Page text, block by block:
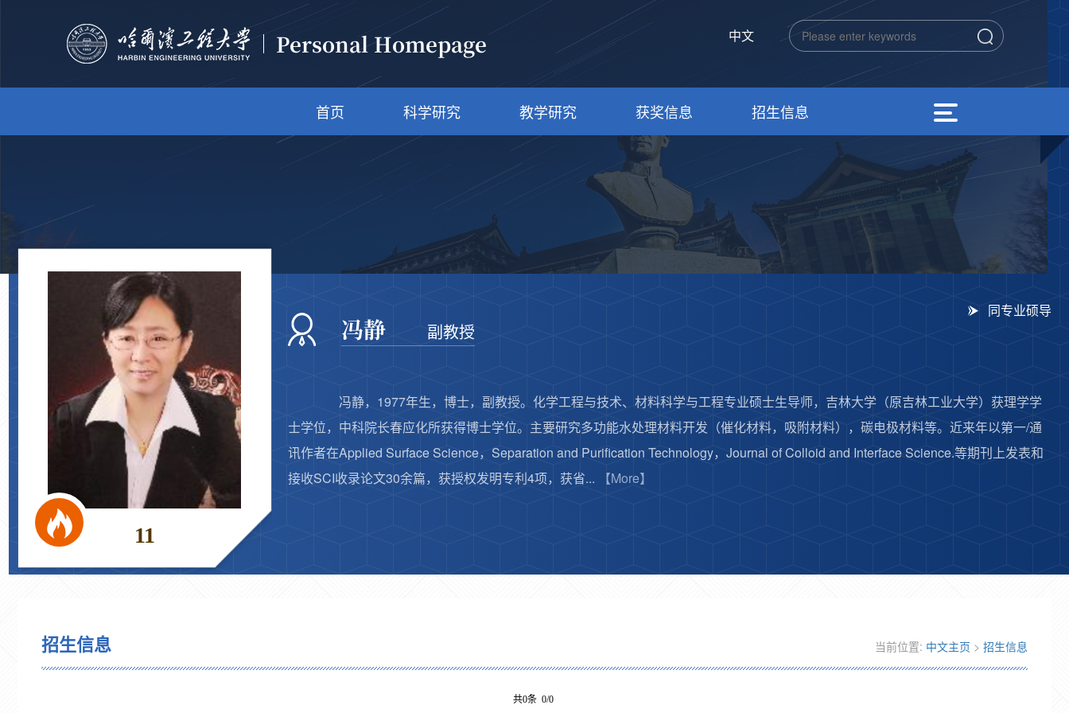
Personal Homepage 中文
首页 科学研究 教学研究 获奖信息 招生信息
11
冯静 副教授
同专业硕导
冯静，1977年生，博士，副教授。化学工程与技术、材料科学与工程专业硕士生导师，吉林大学（原吉林工业大学）获理学学
士学位，中科院长春应化所获得博士学位。主要研究多功能水处理材料开发（催化材料，吸附材料），碳电极材料等。近来年以第一/通
讯作者在Applied Surface Science，Separation and Purification Technology，Journal of Colloid and Interface Science.等期刊上发表和
接收SCI收录论文30余篇，获授权发明专利4项，获省...
【More】
招生信息 当前位置: 中文主页 > 招生信息
共0条 0/0